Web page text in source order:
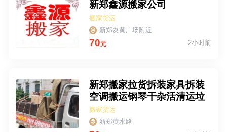
新郑鑫源搬家公司
搬家货运
新郑炎黄广场附近
70元 2小时前
新郑搬家拉货拆装家具拆装
空调搬运钢琴干杂活清运垃
圾保洁
搬家货运
新郑黄水路